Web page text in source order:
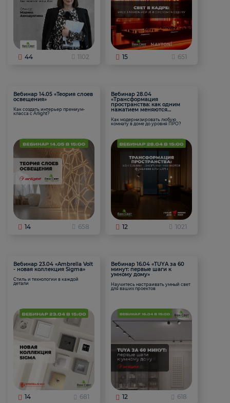
44 1102 15 651
Вебинар 14.05 «Теория слоев
освещения»
Как создать интерьер премиум-
класса с Arlight?
14 658
Вебинар 28.04
«Трансформация
пространства: как одним
нажатием меняются
Как модернизировать любую
комнату в доме до уровня ПРО?
12 1021
Вебинар 23.04 «Ambrella Volt
- новая коллекция Sigma»
Стиль и технологии в каждой
детали
14 681
Вебинар 16.04 «TUYA за 60
минут: первые шаги к
умному дому»
Научитесь настраивать умный свет
для ваших проектов
12 618